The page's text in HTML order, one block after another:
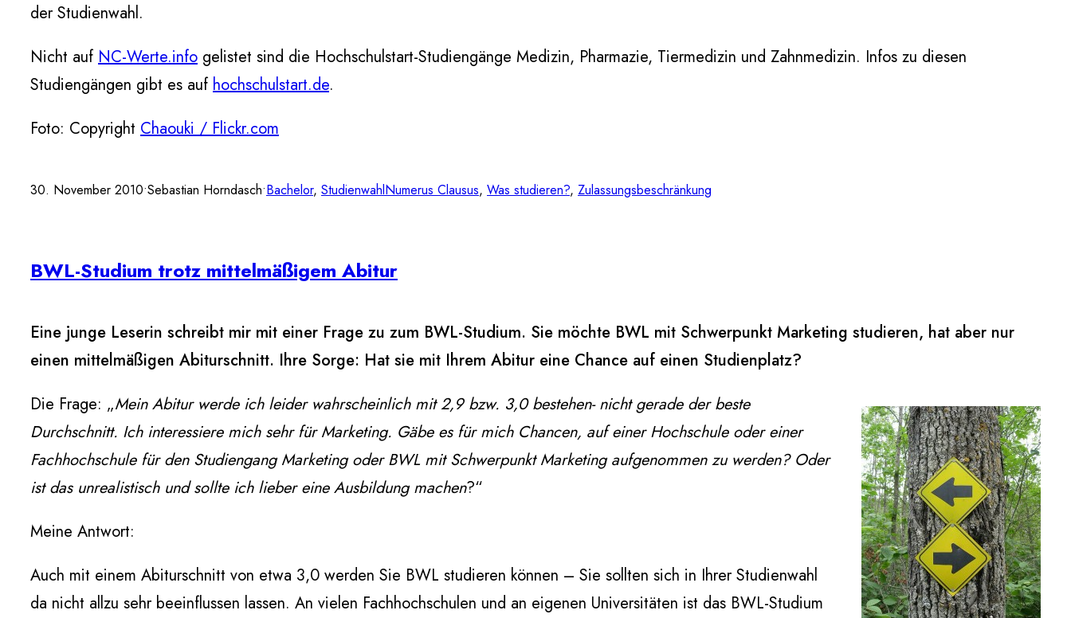
der Studienwahl.
Nicht auf NC-Werte.info gelistet sind die Hochschulstart-Studiengänge Medizin, Pharmazie, Tiermedizin und Zahnmedizin. Infos zu diesen
Studiengängen gibt es auf hochschulstart.de.
Foto: Copyright Chaouki / Flickr.com
30. November 2010•Sebastian Horndasch•Bachelor, StudienwahlNumerus Clausus, Was studieren?, Zulassungsbeschränkung
BWL-Studium trotz mittelmäßigem Abitur
Eine junge Leserin schreibt mir mit einer Frage zu zum BWL-Studium. Sie möchte BWL mit Schwerpunkt Marketing studieren, hat aber nur
einen mittelmäßigen Abiturschnitt. Ihre Sorge: Hat sie mit Ihrem Abitur eine Chance auf einen Studienplatz?
Die Frage: „Mein Abitur werde ich leider wahrscheinlich mit 2,9 bzw. 3,0 bestehen- nicht gerade der beste
Durchschnitt. Ich interessiere mich sehr für Marketing. Gäbe es für mich Chancen, auf einer Hochschule oder einer
Fachhochschule für den Studiengang Marketing oder BWL mit Schwerpunkt Marketing aufgenommen zu werden? Oder
ist das unrealistisch und sollte ich lieber eine Ausbildung machen?“
Meine Antwort:
Auch mit einem Abiturschnitt von etwa 3,0 werden Sie BWL studieren können – Sie sollten sich in Ihrer Studienwahl
da nicht allzu sehr beeinflussen lassen. An vielen Fachhochschulen und an eigenen Universitäten ist das BWL-Studium